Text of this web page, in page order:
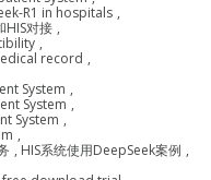
R1 in hospitals ,
HIS对接 ,
,
record ,
System ,
System ,
System ,
,
, HIS系统使用DeepSeek案例 ,